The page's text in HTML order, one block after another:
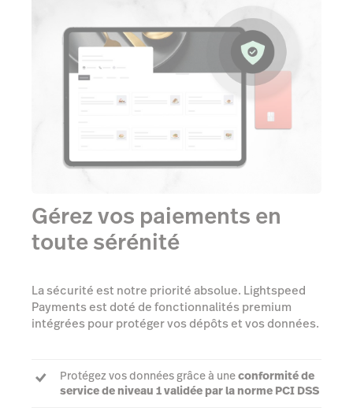
Gérez vos paiements en
toute sérénité
La sécurité est notre priorité absolue. Lightspeed
Payments est doté de fonctionnalités premium
intégrées pour protéger vos dépôts et vos données.
Protégez vos données grâce à uneconformité de
service de niveau 1 validée par la norme PCI DSS